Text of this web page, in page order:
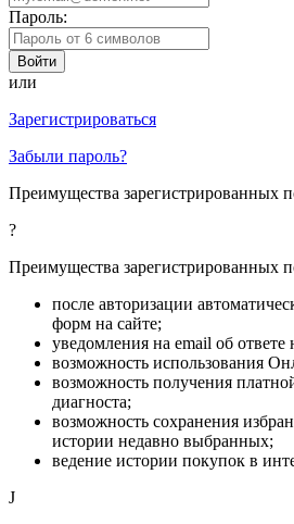
Пароль:
или
Зарегистрироваться
Забыли пароль?
Преимущества зарегистрированных
?
Преимущества зарегистрированных
после авторизации
форм на сайте;
уведомления на email об
возможность использования
возможность получения
диагноста;
возможность сохранения
истории недавно выбранных;
ведение истории покупок в
J